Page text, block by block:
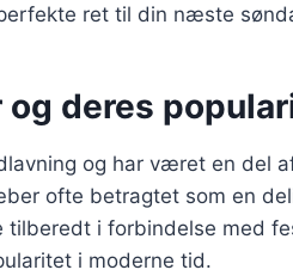
ret til din næste
deres
og har været en del
ofte betragtet som en
i forbindelse med
i moderne tid.